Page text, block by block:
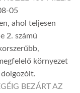
05
ahol teljesen
2. számú
környezet
dolgozóit.
BEZÁRT AZ